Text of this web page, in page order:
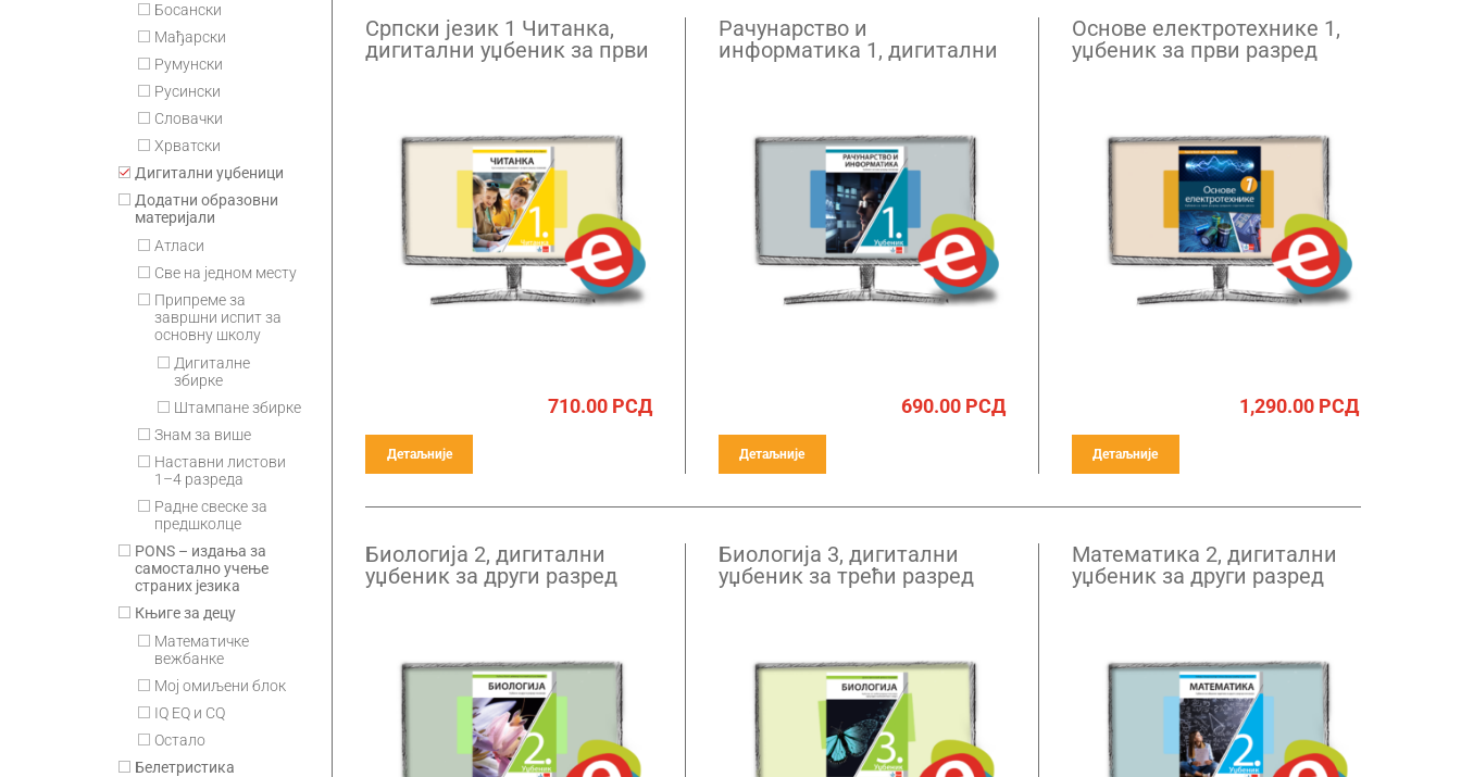
Босански
Мађарски
Румунски
Русински
Словачки
Хрватски
Дигитални уџбеници
Додатни образовни
материјали
Атласи
Све на једном месту
Припремe за
завршни испит за
основну школу
Дигиталне
збирке
Штампане збирке
Знам за више
Наставни листови
1–4 разреда
Радне свеске за
предшколце
PONS – издања за
самостално учење
страних језика
Књиге за децу
Математичке
вежбанке
Мој омиљени блок
IQ EQ и CQ
Остало
Белетристика
Српски језик 1 Читанка,
дигитални уџбеник за први
710.00РСД
Детаљније
Рачунарство и
информатика 1, дигитални
690.00РСД
Детаљније
Основе електротехнике 1,
уџбеник за први разред
1,290.00РСД
Детаљније
Биологија 2, дигитални
уџбеник за други разред
Биологија 3, дигитални
уџбеник за трећи разред
Математика 2, дигитални
уџбеник за други разред